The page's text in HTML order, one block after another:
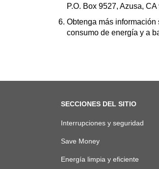
P.O. Box 9527, Azusa,
Obtenga más información
consumo de energía y a
SECCIONES DEL SITIO
Interrupciones y seguridad
Save Money
Energía limpia y eficiente